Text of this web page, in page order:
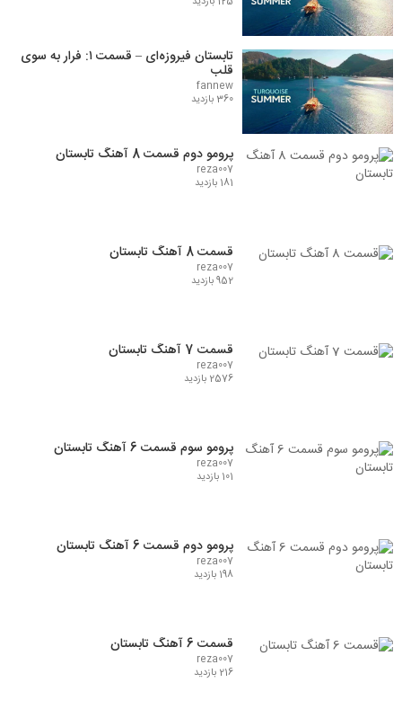
تابستان فیروزه‌ای – قسمت ۱: فرار به سوی
قلب
fannew
360 بازدید
پرومو دوم قسمت 8 آهنگ تابستان
reza007
181 بازدید
قسمت 8 آهنگ تابستان
reza007
952 بازدید
قسمت 7 آهنگ تابستان
reza007
2576 بازدید
پرومو سوم قسمت 6 آهنگ تابستان
reza007
101 بازدید
پرومو دوم قسمت 6 آهنگ تابستان
reza007
198 بازدید
قسمت 6 آهنگ تابستان
reza007
216 بازدید